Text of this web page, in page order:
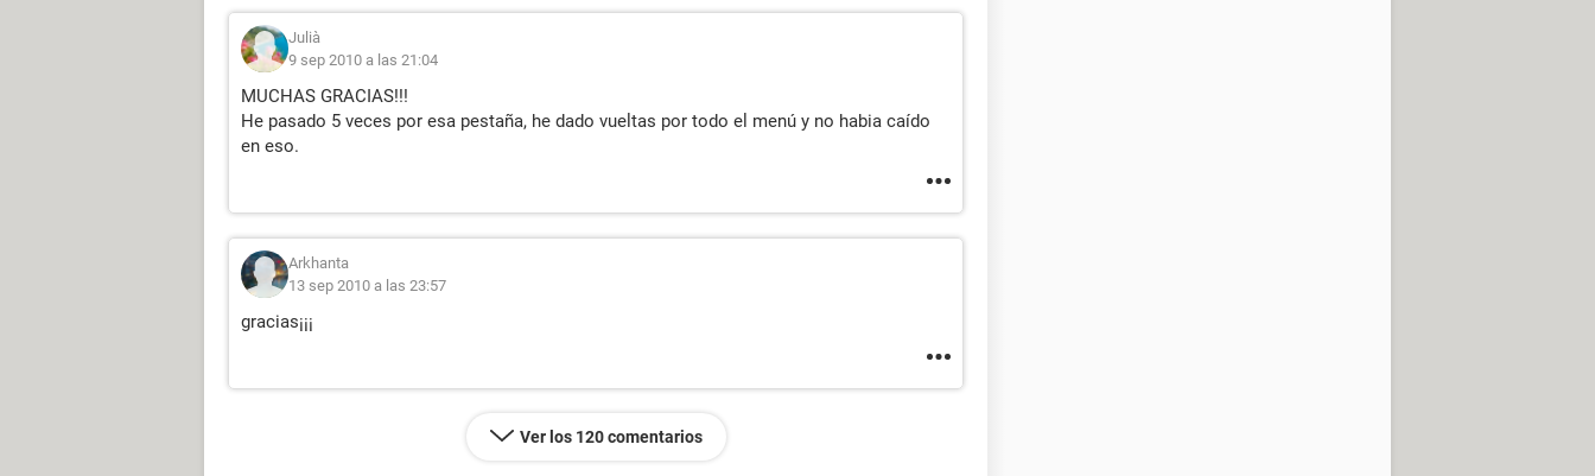
Julià
9 sep 2010 a las 21:04
MUCHAS GRACIAS!!!
He pasado 5 veces por esa pestaña, he dado vueltas por todo el menú y no habia caído
en eso.
Arkhanta
13 sep 2010 a las 23:57
gracias¡¡¡
Ver los 120 comentarios